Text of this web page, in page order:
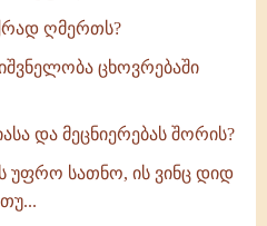
ღმერთს?
ცხოვრებაში
და მეცნიერებას შორის?
უფრო სათნო, ის ვინც დიდ